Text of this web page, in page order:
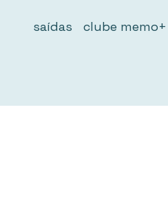
saídas clube memo+